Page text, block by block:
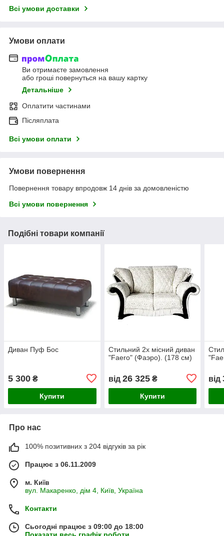
Всі умови доставки
Умови оплати
Ви отримаєте замовлення
або гроші повернуться на вашу картку
Детальніше
Оплатити частинами
Післяплата
Всі умови оплати
Умови повернення
Повернення товару впродовж 14 днів за домовленістю
Всі умови повернення
Подібні товари компанії
Диван Пуф Бос
5 300 ₴
Купити
Стильний 2х місний диван
"Faero" (Фаэро). (178 см)
від 26 325₴
Купити
від
Про нас
100% позитивних з 204 відгуків за рік
Працює з 06.11.2009
м. Київ
вул. Макаренко, дім 4, Київ, Україна
Контакти
Сьогодні працює з 09:00 до 18:00